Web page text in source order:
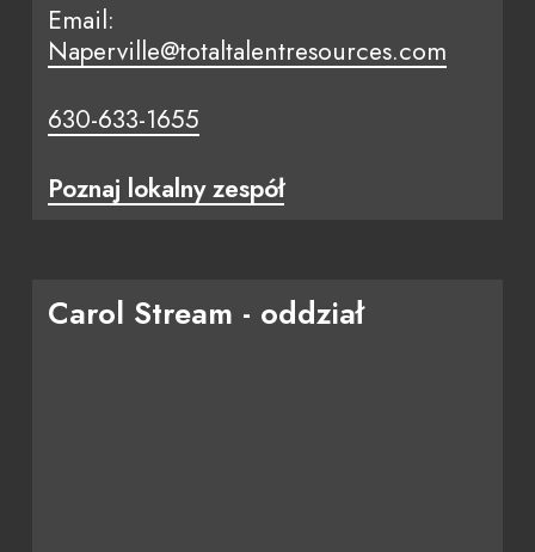
Email:
Naperville@totaltalentresources.com
630-633-1655
Poznaj lokalny zespół
Carol Stream - oddział